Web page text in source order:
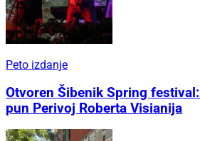
Peto izdanje
Otvoren Šibenik Spring
pun Perivoj Roberta Visianija